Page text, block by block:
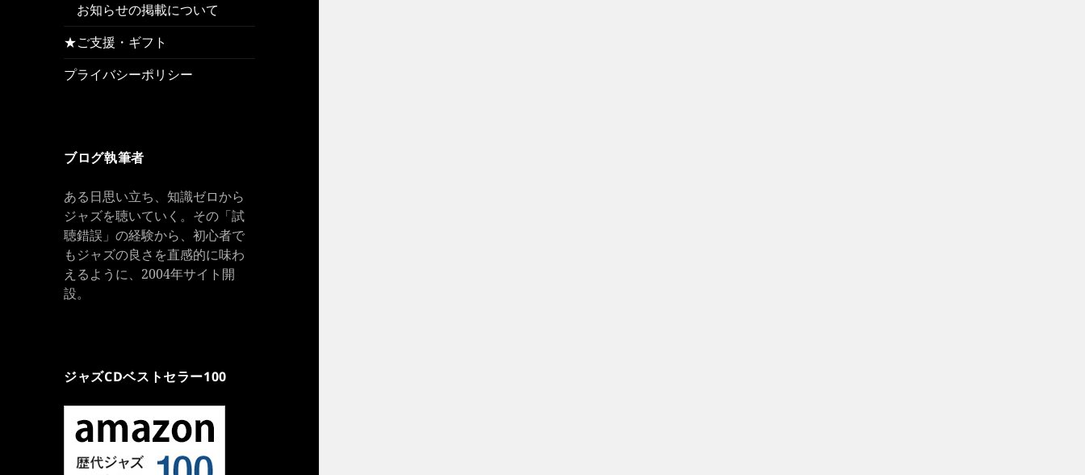
お知らせの掲載について
★ご支援・ギフト
プライバシーポリシー
ブログ執筆者
ある日思い立ち、知識ゼロから
ジャズを聴いていく。その「試
聴錯誤」の経験から、初心者で
もジャズの良さを直感的に味わ
えるように、2004年サイト開
設。
ジャズCDベストセラー100